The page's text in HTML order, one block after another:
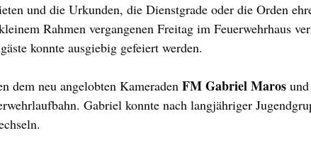
und die Urkunden, die Dienstgrade oder die Orden
Rahmen vergangenen Freitag im Feuerwehrhaus
konnte ausgiebig gefeiert werden.
dem neu angelobten Kameraden FM Gabriel Maros
Gabriel konnte nach langjähriger